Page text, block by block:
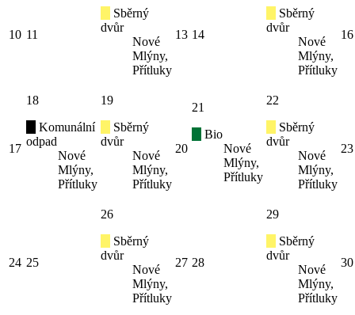
10 11
Sběrný
dvůr
Nové
Mlýny,
Přítluky
13 14
Sběrný
dvůr
Nové
Mlýny,
Přítluky
16
17
18
Komunální
odpad
Nové
Mlýny,
Přítluky
19
Sběrný
dvůr
Nové
Mlýny,
Přítluky
20
21
Bio
Nové
Mlýny,
Přítluky
22
Sběrný
dvůr
Nové
Mlýny,
Přítluky
23
24 25
26
Sběrný
dvůr
Nové
Mlýny,
Přítluky
27 28
29
Sběrný
dvůr
Nové
Mlýny,
Přítluky
30